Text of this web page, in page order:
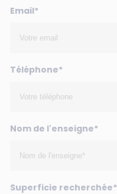
Email*
Téléphone*
Nom de l'enseigne*
Superficie recherchée*